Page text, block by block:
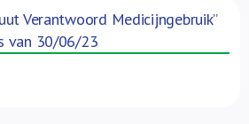
Verantwoord Medicijngebruik”
van 30/06/23